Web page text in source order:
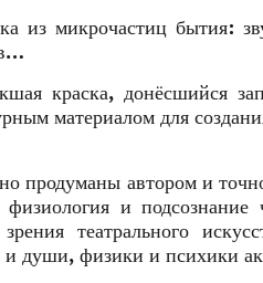
из микрочастиц бытия:
краска, донёсшийся
материалом для
продуманы автором и
и подсознание
театрального
и души, физики и психики